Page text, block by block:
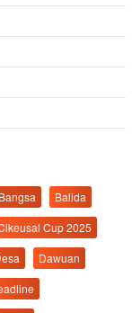
Balida
Cup 2025
Dawuan